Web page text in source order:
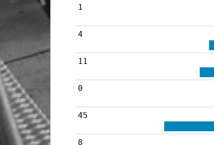
1
4
11
0
45
8